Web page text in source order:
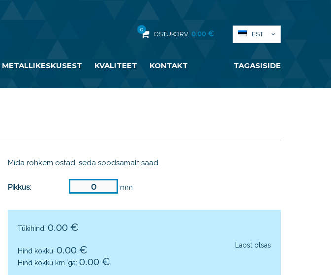
0
OSTUKORV: 0.00 € EST
METALLIKESKUSEST KVALITEET KONTAKT TAGASISIDE
Mida rohkem ostad, seda soodsamalt saad
Pikkus: mm
Tükihind: 0.00 €
Hind kokku: 0.00 €
Hind kokku km-ga: 0.00 €
Laost otsas